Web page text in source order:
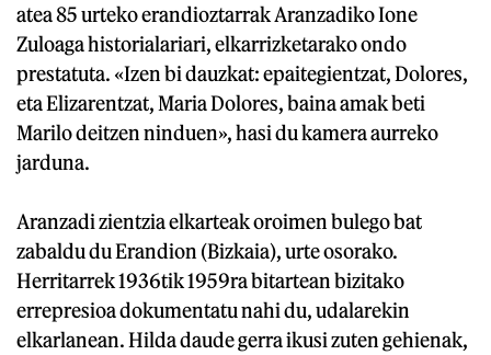
atea 85 urteko erandioztarrak Aranzadiko Ione
Zuloaga historialariari, elkarrizketarako ondo
prestatuta. «Izen bi dauzkat: epaitegientzat, Dolores,
eta Elizarentzat, Maria Dolores, baina amak beti
Marilo deitzen ninduen», hasi du kamera aurreko
jarduna.
Aranzadi zientzia elkarteak oroimen bulego bat
zabaldu du Erandion (Bizkaia), urte osorako.
Herritarrek 1936tik 1959ra bitartean bizitako
errepresioa dokumentatu nahi du, udalarekin
elkarlanean. Hilda daude gerra ikusi zuten gehienak,